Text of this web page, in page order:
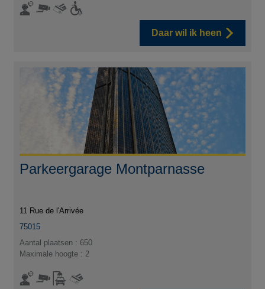
Daar wil ik heen
Parkeergarage Montparnasse
11 Rue de l'Arrivée
75015
Aantal plaatsen : 650
Maximale hoogte : 2